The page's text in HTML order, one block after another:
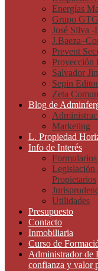
Energías
Grupo
José Silva -
Prevent
Proyección
Salvador
Sepin
Zeta
Blog de
Marketing
L. Propiedad
Info de Interés
Legislación
Propietarios
Utilidades
Presupuesto
Contacto
Inmobiliaria
Curso de
Administrador de
confianza y valor